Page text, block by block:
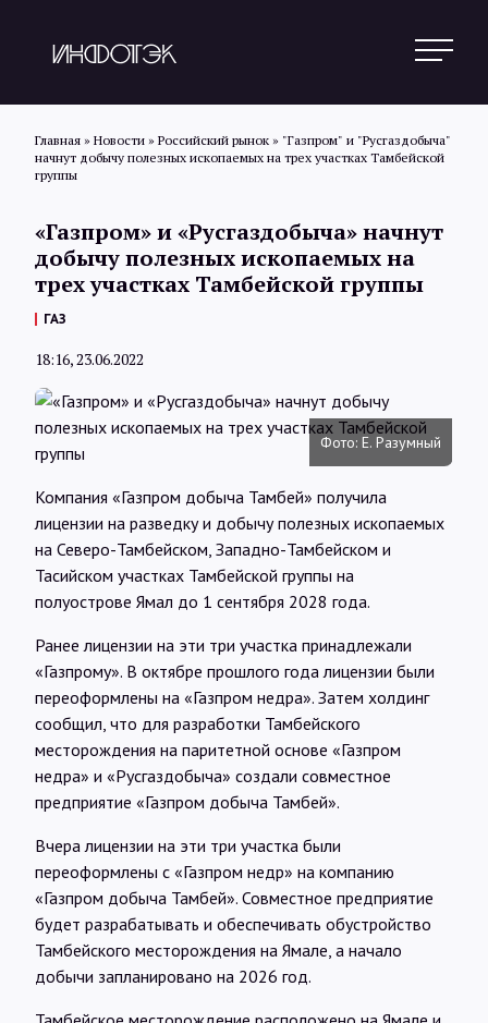
Новости
Обзоры
Интервью
Карты
О нас
@Infotek_Russia
Главная » Новости » Российский рынок » "Газпром" и "Русгаздобыча"
начнут добычу полезных ископаемых на трех участках Тамбейской
группы
«Газпром» и «Русгаздобыча» начнут
добычу полезных ископаемых на
трех участках Тамбейской группы
ГАЗ
18:16, 23.06.2022
Фото: Е. Разумный
Компания «Газпром добыча Тамбей» получила
лицензии на разведку и добычу полезных ископаемых
на Северо-Тамбейском, Западно-Тамбейском и
Тасийском участках Тамбейской группы на
полуострове Ямал до 1 сентября 2028 года.
Ранее лицензии на эти три участка принадлежали
«Газпрому». В октябре прошлого года лицензии были
переоформлены на «Газпром недра». Затем холдинг
сообщил, что для разработки Тамбейского
месторождения на паритетной основе «Газпром
недра» и «Русгаздобыча» создали совместное
предприятие «Газпром добыча Тамбей».
Вчера лицензии на эти три участка были
переоформлены с «Газпром недр» на компанию
«Газпром добыча Тамбей». Совместное предприятие
будет разрабатывать и обеспечивать обустройство
Тамбейского месторождения на Ямале, а начало
добычи запланировано на 2026 год.